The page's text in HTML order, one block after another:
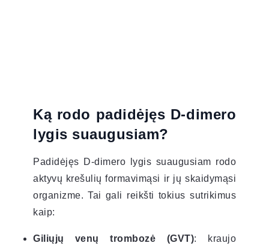
Ką rodo padidėjęs D-dimero
lygis suaugusiam?
Padidėjęs D-dimero lygis suaugusiam rodo
aktyvų krešulių formavimąsi ir jų skaidymąsi
organizme. Tai gali reikšti tokius sutrikimus
kaip:
Giliųjų venų trombozė (GVT): kraujo